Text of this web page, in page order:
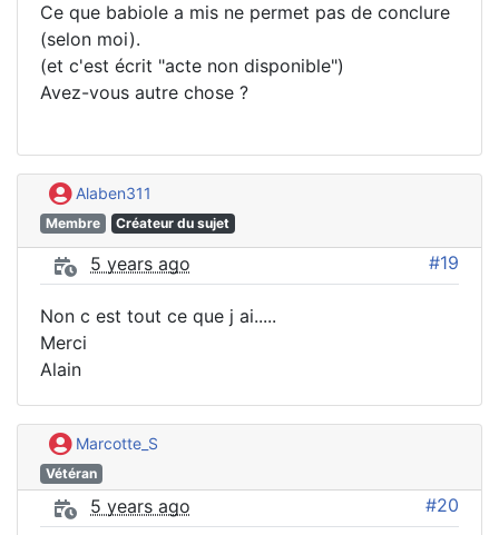
Ce que babiole a mis ne permet pas de conclure
(selon moi).
(et c'est écrit "acte non disponible")
Avez-vous autre chose ?
Alaben311
Membre Créateur du sujet
5 years ago #19
Non c est tout ce que j ai.....
Merci
Alain
Marcotte_S
Vétéran
5 years ago #20